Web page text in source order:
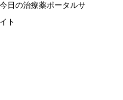
今日の治療薬ポータルサ
イト